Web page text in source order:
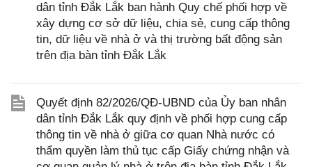
dân tỉnh Đắk Lắk ban hành Quy chế phối hợp về
xây dựng cơ sở dữ liệu, chia sẻ, cung cấp thông
tin, dữ liệu về nhà ở và thị trường bất động sản
trên địa bàn tỉnh Đắk Lắk
Quyết định 82/2026/QĐ-UBND của Ủy ban nhân
dân tỉnh Đắk Lắk quy định về phối hợp cung cấp
thông tin về nhà ở giữa cơ quan Nhà nước có
thẩm quyền làm thủ tục cấp Giấy chứng nhận và